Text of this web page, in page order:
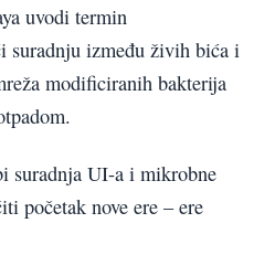
uvodi termin
suradnju između živih bića i
modificiranih bakterija
suradnja UI-a i mikrobne
početak nove ere – ere